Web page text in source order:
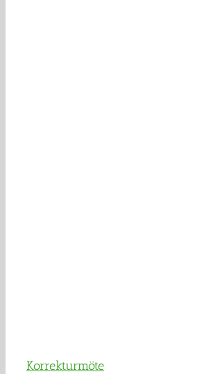
Korrekturmöte